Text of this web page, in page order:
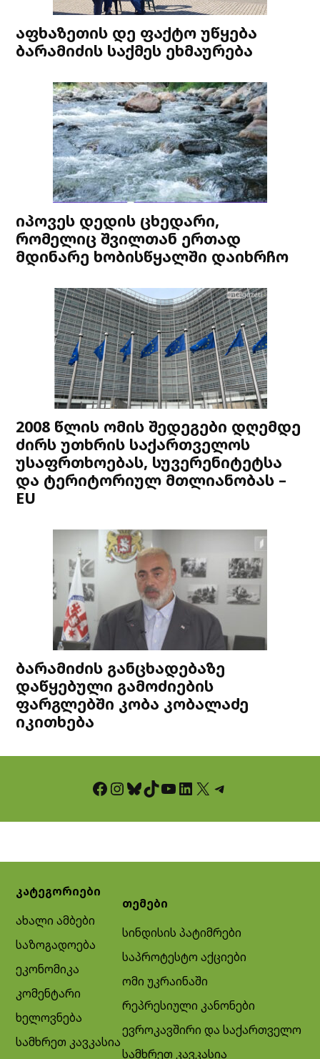
აფხაზეთის დე ფაქტო უწყება
ბარამიძის საქმეს ეხმაურება
იპოვეს დედის ცხედარი,
რომელიც შვილთან ერთად
მდინარე ხობისწყალში დაიხრჩო
2008 წლის ომის შედეგები დღემდე
ძირს უთხრის საქართველოს
უსაფრთხოებას, სუვერენიტეტსა
და ტერიტორიულ მთლიანობას –
EU
ბარამიძის განცხადებაზე
დაწყებული გამოძიების
ფარგლებში კობა კობალაძე
იკითხება
Facebook InstagramBluesky TikTok YouTube LinkedIn X Telegram
კატეგორიები
ახალი ამბები
საზოგადოება
ეკონომიკა
კომენტარი
ხელოვნება
სამხრეთ კავკასია
თემები
სინდისის პატიმრები
საპროტესტო აქციები
ომი უკრაინაში
რეპრესიული კანონები
ევროკავშირი და საქართველო
სამხრეთ კავკასია